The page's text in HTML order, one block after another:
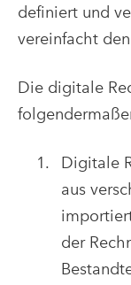
definiert und
vereinfacht
Die digitale
Digitale
aus
der